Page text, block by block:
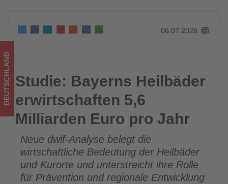
Jahr
-
Wissen,
was
im
Tourismus
los
ist!
06.07.2026
Studie: Bayerns Heilbäder erwirtschaften 5,6 Milliarden Euro
pro Jahr
DEUTSCHLAND Studie: Bayerns Heilbäder
erwirtschaften 5,6
Milliarden Euro pro Jahr
Neue dwif-Analyse belegt die
wirtschaftliche Bedeutung der Heilbäder
und Kurorte und unterstreicht ihre Rolle
für Prävention und regionale Entwicklung